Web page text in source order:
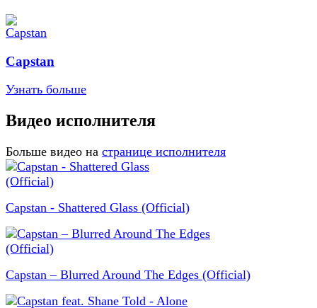
Capstan
Узнать больше
Видео исполнителя
Больше видео на странице исполнителя
Capstan - Shattered Glass (Official)
Capstan – Blurred Around The Edges (Official)